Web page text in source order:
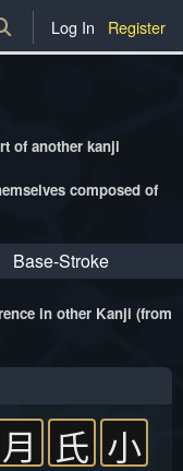
Log In Register
of another kanji
composed of
Base-Stroke
in other Kanji (from
月 氏 小